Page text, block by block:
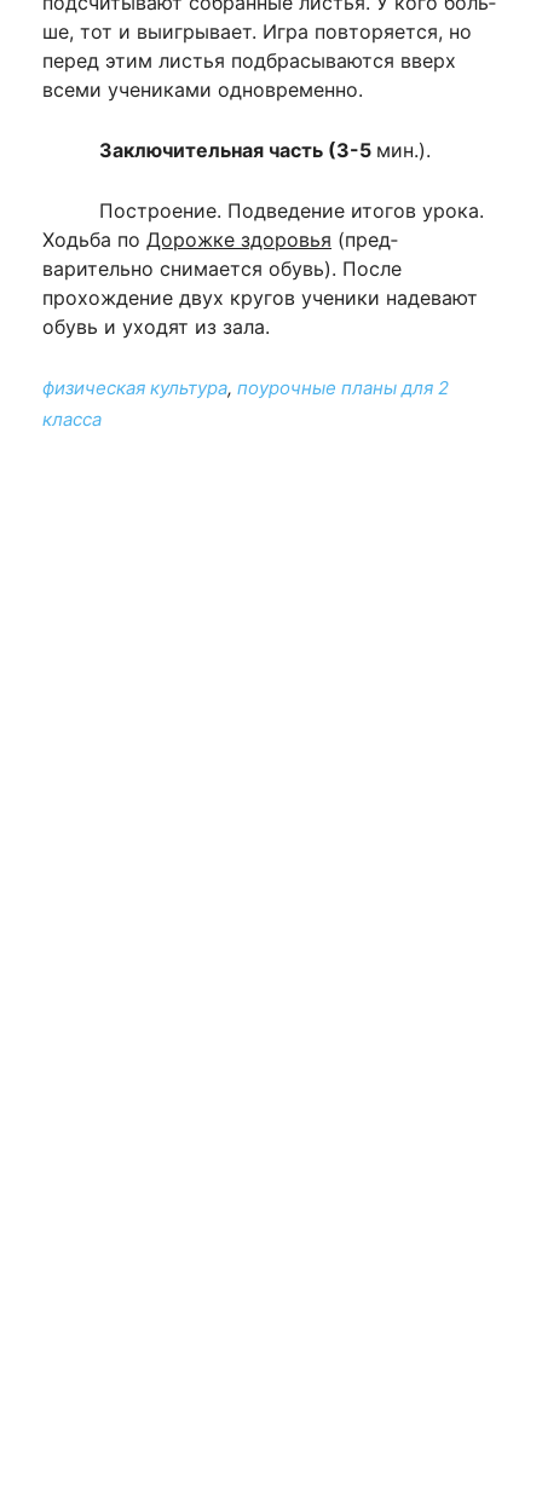
ше, тот и выигрывает. Игра повторяет­ся, но
перед этим листья подбрасыва­ются вверх
всеми учениками одновре­менно.
Заключительная часть (3-5 мин.).
Построение. Подведение итогов уро­ка.
Ходьба по Дорожке здоровья (пред­
варительно снимается обувь). После
прохождение двух кругов ученики на­девают
обувь и уходят из зала.
физическая культура, поурочные планы для 2
класса